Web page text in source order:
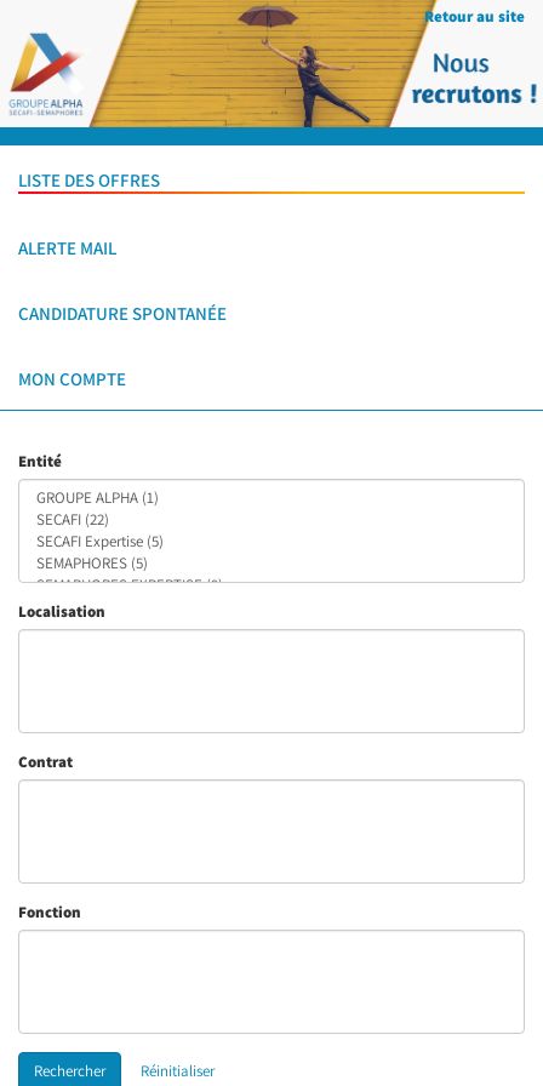
Retour au site
LISTE DES OFFRES
ALERTE MAIL
CANDIDATURE SPONTANÉE
MON COMPTE
Entité
Localisation
Contrat
Fonction
Rechercher Réinitialiser